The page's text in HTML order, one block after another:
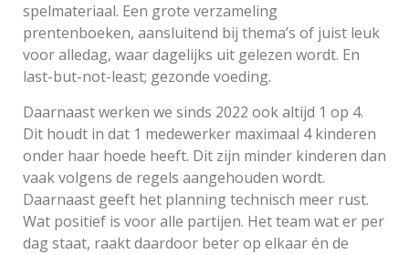
spelmateriaal. Een grote verzameling
prentenboeken, aansluitend bij thema’s of juist leuk
voor alledag, waar dagelijks uit gelezen wordt. En
last-but-not-least; gezonde voeding.
Daarnaast werken we sinds 2022 ook altijd 1 op 4.
Dit houdt in dat 1 medewerker maximaal 4 kinderen
onder haar hoede heeft. Dit zijn minder kinderen dan
vaak volgens de regels aangehouden wordt.
Daarnaast geeft het planning technisch meer rust.
Wat positief is voor alle partijen. Het team wat er per
dag staat, raakt daardoor beter op elkaar én de